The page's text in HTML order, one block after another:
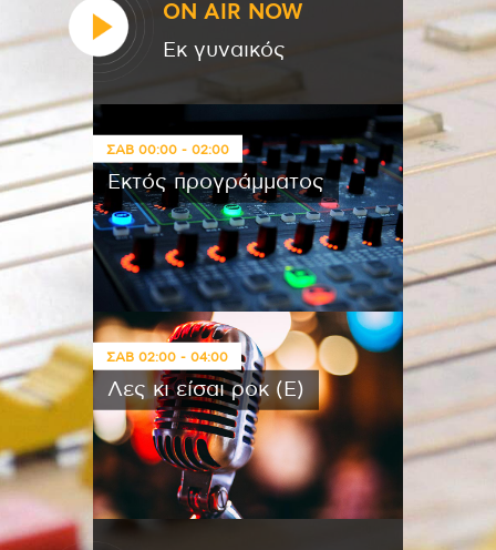
Ποιοι είμαστε
Επικοινωνία
ON AIR NOW
Εκ γυναικός
ΣΑΒ 00:00 - 02:00
Εκτός προγράμματος
ΣΑΒ 02:00 - 04:00
Λες κι είσαι ροκ (Ε)